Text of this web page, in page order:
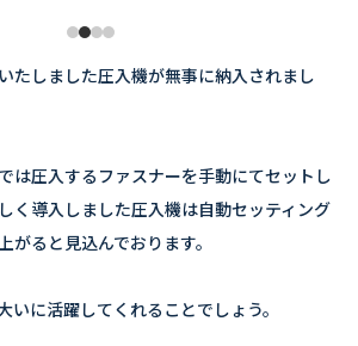
たしました圧入機が無事に納入されまし
は圧入するファスナーを手動にてセットし
く導入しました圧入機は自動セッティング
がると見込んでおります。
いに活躍してくれることでしょう。